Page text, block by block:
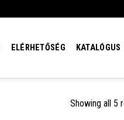
ELÉRHETŐSÉG KATALÓGUS
Showing all 5